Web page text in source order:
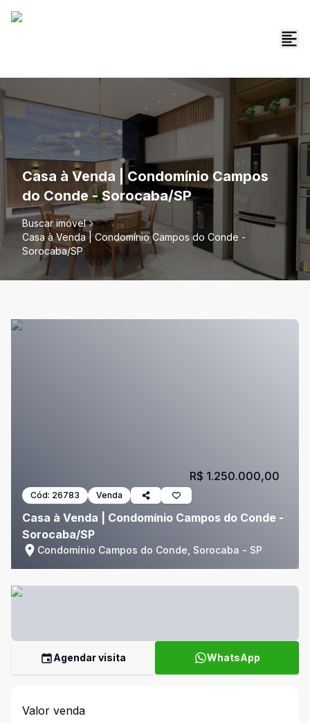
Casa à Venda | Condomínio Campos
do Conde - Sorocaba/SP
Buscar imóvel
Casa à Venda | Condomínio Campos do Conde -
Sorocaba/SP
Cód: 26783 Venda
Casa à Venda | Condomínio Campos do Conde -
Sorocaba/SP
Condomínio Campos do Conde, Sorocaba - SP
R$ 1.250.000,00
Agendar visita WhatsApp
Valor venda